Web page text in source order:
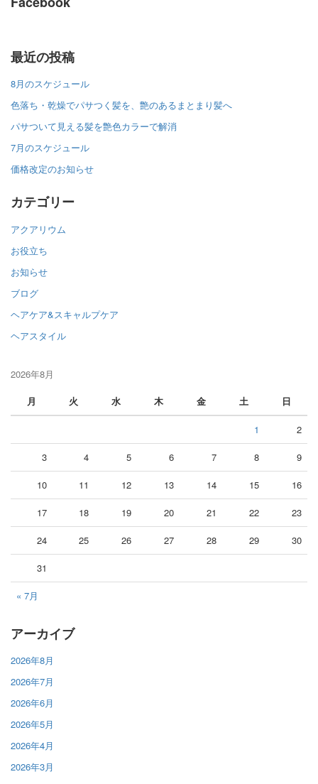
最近の投稿
8月のスケジュール
色落ち・乾燥でパサつく髪を、艶のあるまとまり髪へ
パサついて見える髪を艶色カラーで解消
7月のスケジュール
価格改定のお知らせ
カテゴリー
アクアリウム
お役立ち
お知らせ
ブログ
ヘアケア&スキャルプケア
ヘアスタイル
2026年8月
月
火 水 木 金 土 日
« 7月
1 2
3 4 5 6 7 8 9
10 11 12 13 14 15 16
17 18 19 20 21 22 23
24 25 26 27 28 29 30
31
アーカイブ
2026年8月
2026年7月
2026年6月
2026年5月
2026年4月
2026年3月